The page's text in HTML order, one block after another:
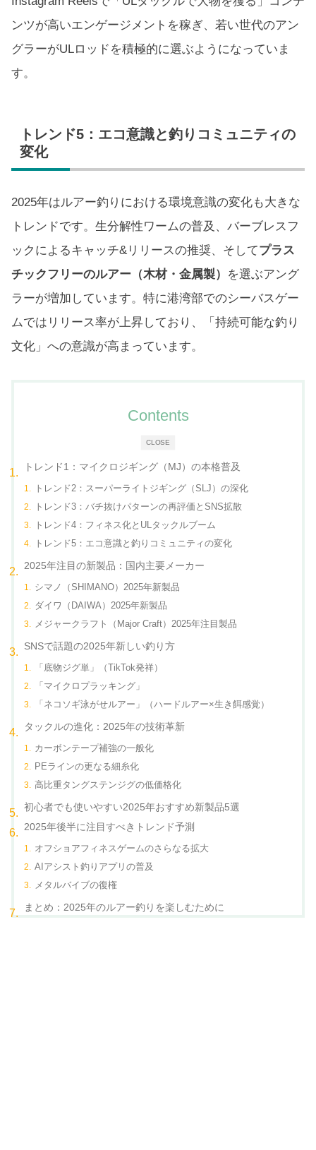
ンツが高いエンゲージメントを稼ぎ、若い世代のアン
グラーがULロッドを積極的に選ぶようになっていま
す。
トレンド5：エコ意識と釣りコミュニティの
変化
2025年はルアー釣りにおける環境意識の変化も大きな
トレンドです。生分解性ワームの普及、バーブレスフ
ックによるキャッチ&リリースの推奨、そしてプラス
チックフリーのルアー（木材・金属製）
を選ぶアング
ラーが増加しています。特に港湾部でのシーバスゲー
ムではリリース率が上昇しており、「持続可能な釣り
文化」への意識が高まっています。
CLOSE
Contents
トレンド1：マイクロジギング（MJ）の本格普及
トレンド2：スーパーライトジギング（SLJ）の深化
トレンド3：バチ抜けパターンの再評価とSNS拡散
トレンド4：フィネス化とULタックルブーム
トレンド5：エコ意識と釣りコミュニティの変化
2025年注目の新製品：国内主要メーカー
シマノ（SHIMANO）2025年新製品
ダイワ（DAIWA）2025年新製品
メジャークラフト（Major Craft）2025年注目製品
SNSで話題の2025年新しい釣り方
「底物ジグ単」（TikTok発祥）
「マイクロプラッキング」
「ネコソギ泳がせルアー」（ハードルアー×生き餌感覚）
タックルの進化：2025年の技術革新
カーボンテープ補強の一般化
PEラインの更なる細糸化
高比重タングステンジグの低価格化
初心者でも使いやすい2025年おすすめ新製品5選
2025年後半に注目すべきトレンド予測
オフショアフィネスゲームのさらなる拡大
AIアシスト釣りアプリの普及
メタルバイブの復権
まとめ：2025年のルアー釣りを楽しむために